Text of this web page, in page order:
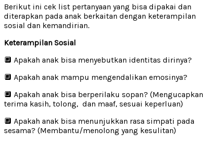
Berikut ini cek list pertanyaan yang bisa dipakai dan
diterapkan pada anak berkaitan dengan keterampilan
sosial dan kemandirian.
Keterampilan Sosial
🔲 Apakah anak bisa menyebutkan identitas dirinya?
🔲 Apakah anak mampu mengendalikan emosinya?
🔲 Apakah anak bisa berperilaku sopan? (Mengucapkan
terima kasih, tolong, dan maaf, sesuai keperluan)
🔲 Apakah anak bisa menunjukkan rasa simpati pada
sesama? (Membantu/menolong yang kesulitan)